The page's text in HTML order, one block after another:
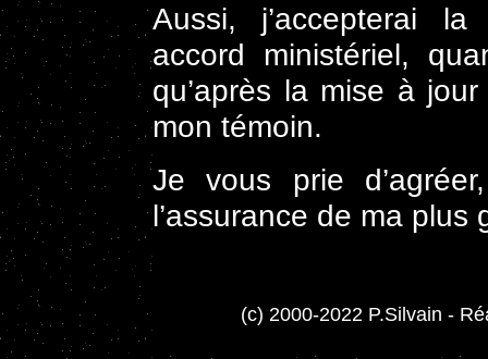
Aussi, j’accepterai
accord ministériel,
qu’après la mise à
mon témoin.
Je vous prie
l’assurance de ma
(c) 2000-2022 P.Silvain -